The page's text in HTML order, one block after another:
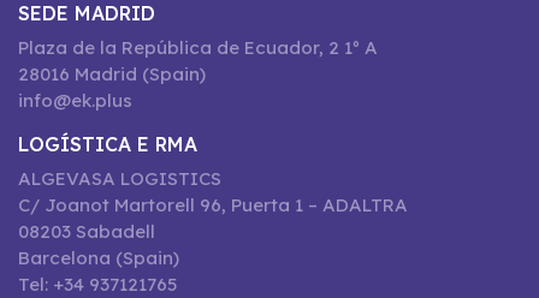
SEDE MADRID
Plaza de la República de Ecuador, 2 1º A
28016 Madrid (Spain)
info@ek.plus
LOGÍSTICA E RMA
ALGEVASA LOGISTICS
C/ Joanot Martorell 96, Puerta 1 – ADALTRA
08203 Sabadell
Barcelona (Spain)
Tel: +34 937121765